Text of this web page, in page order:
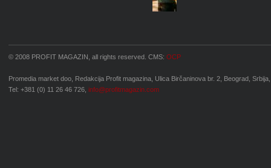
© 2008 PROFIT MAGAZIN, all rights reserved. CMS: OCP
Promedia market doo, Redakcija Profit magazina, Ulica Birčaninova br. 2, Beograd, Srbija,
Tel: +381 (0) 11 26 46 726, info@profitmagazin.com